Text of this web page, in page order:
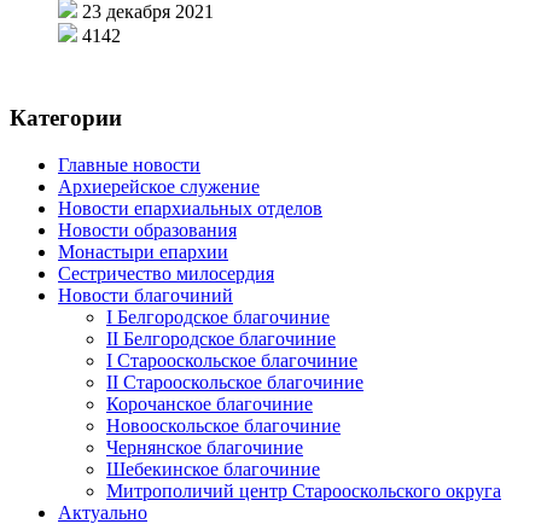
23 декабря 2021
4142
Категории
Главные новости
Архиерейское служение
Новости епархиальных отделов
Новости образования
Монастыри епархии
Сестричество милосердия
Новости благочиний
I Белгородское благочиние
II Белгородское благочиние
I Старооскольское благочиние
II Старооскольское благочиние
Корочанское благочиние
Новооскольское благочиние
Чернянское благочиние
Шебекинское благочиние
Митрополичий центр Старооскольского округа
Актуально